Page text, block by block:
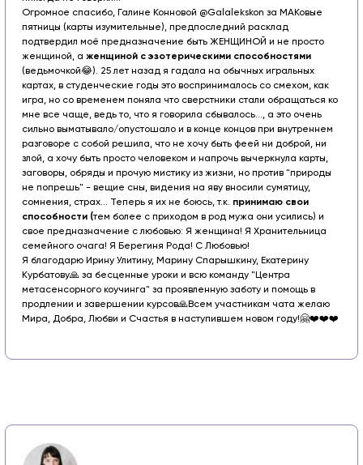
Огромное спасибо, Галине Конновой @Galalekskon за МАКовые
пятницы (карты изумительные), предпоследний расклад
подтвердил моё предназначение быть ЖЕНЩИНОЙ и не просто
женщиной, а женщиной с эзотерическими способностями
(ведьмочкой😂). 25 лет назад я гадала на обычных игральных
картах, в студенческие годы это воспринималось со смехом, как
игра, но со временем поняла что сверстники стали обращаться ко
мне все чаще, ведь то, что я говорила сбывалось..., а это очень
сильно выматывало/опустошало и в конце концов при внутреннем
разговоре с собой решила, что не хочу быть феей ни доброй, ни
злой, а хочу быть просто человеком и напрочь вычеркнула карты,
заговоры, обряды и прочую мистику из жизни, но против "природы
не попрешь" - вещие сны, видения на яву вносили сумятицу,
сомнения, страх... Теперь я их не боюсь, т.к. принимаю свои
способности (тем более с приходом в род мужа они усились) и
свое предназначение с любовью: Я женщина! Я Хранительница
семейного очага! Я Берегиня Рода! С Любовью!
Я благодарю Ирину Улитину, Марину Спарышкину, Екатерину
Курбатову🙏 за бесценные уроки и всю команду "Центра
метасенсорного коучинга" за проявленную заботу и помощь в
продлении и завершении курсов🙏Всем участникам чата желаю
Мира, Добра, Любви и Счастья в наступившем новом году!🤗❤️❤️❤️